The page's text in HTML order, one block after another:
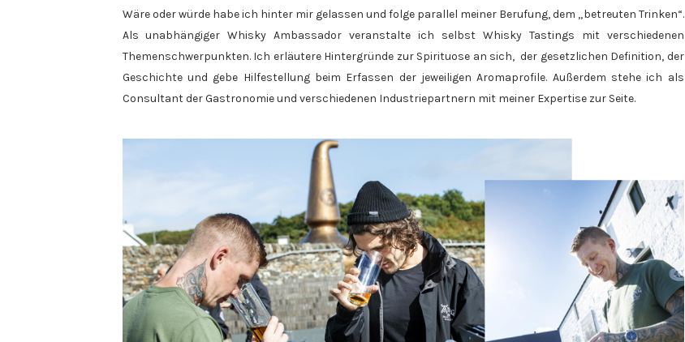
Wäre oder würde habe ich hinter mir gelassen und folge parallel meiner Berufung, dem „betreuten Trinken“.
Als unabhängiger Whisky Ambassador veranstalte ich selbst Whisky Tastings mit verschiedenen
Themenschwerpunkten. Ich erläutere Hintergründe zur Spirituose an sich, der gesetzlichen Definition, der
Geschichte und gebe Hilfestellung beim Erfassen der jeweiligen Aromaprofile. Außerdem stehe ich als
Consultant der Gastronomie und verschiedenen Industriepartnern mit meiner Expertise zur Seite.